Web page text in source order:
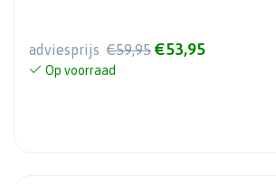
adviesprijs €59,95 €53,95
Op voorraad